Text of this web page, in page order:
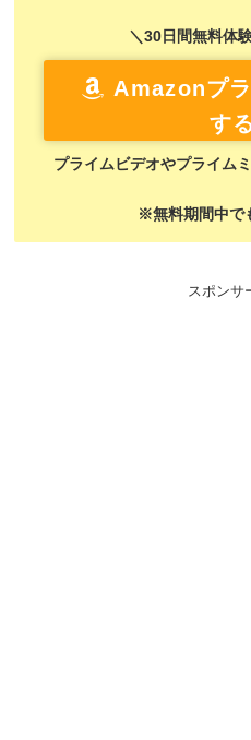
＼30日間無料体
Amazonプ
す
プライムビデオやプライム
※無料期間中で
スポンサ